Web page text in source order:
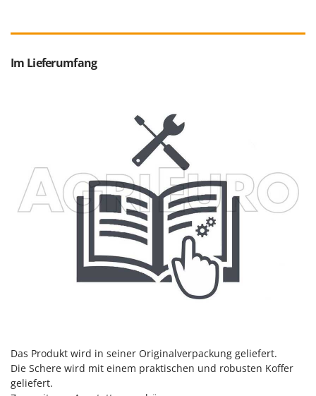
Stiga
Stocker
Telwin
Tenco
Tre Spade
Troy-Bilt
U
Udor
Im Lieferumfang
Das Produkt wird in seiner Originalverpackung geliefert.
Die Schere wird mit einem praktischen und robusten Koffer
geliefert.